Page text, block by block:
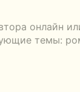
онлайн
темы: